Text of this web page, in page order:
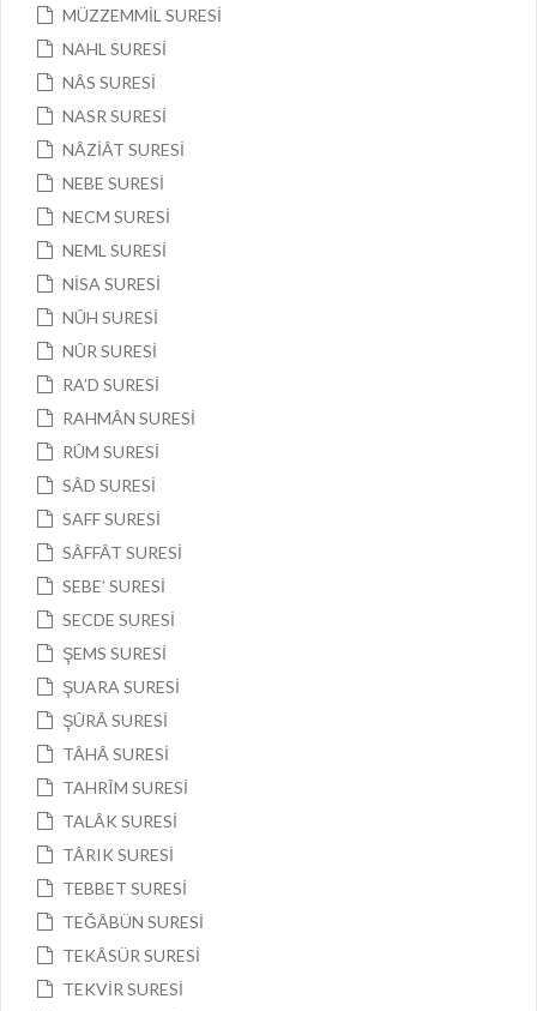
MÜZZEMMİL SURESİ
NAHL SURESİ
NÂS SURESİ
NASR SURESİ
NÂZİÂT SURESİ
NEBE SURESİ
NECM SURESİ
NEML SURESİ
NİSA SURESİ
NÛH SURESİ
NÛR SURESİ
RA’D SURESİ
RAHMÂN SURESİ
RÛM SURESİ
SÂD SURESİ
SAFF SURESİ
SÂFFÂT SURESİ
SEBE’ SURESİ
SECDE SURESİ
ŞEMS SURESİ
ŞUARA SURESİ
ŞÛRÂ SURESİ
TÂHÂ SURESİ
TAHRÎM SURESİ
TALÂK SURESİ
TÂRIK SURESİ
TEBBET SURESİ
TEĞÂBÜN SURESİ
TEKÂSÜR SURESİ
TEKVİR SURESİ